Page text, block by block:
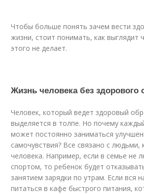
Чтобы больше понять зачем вести
жизни, стоит понимать, как выглядит
этого не делает.
Жизнь человека без здорового
Человек, который ведет здоровый
выделяется в толпе. Но почему
может постоянно заниматься
самочувствия? Все связано с
человека. Например, если в семье не
спортом, то ребенок будет
занятием зарядки по утрам. Если вся
питаться в кафе быстрого питания,